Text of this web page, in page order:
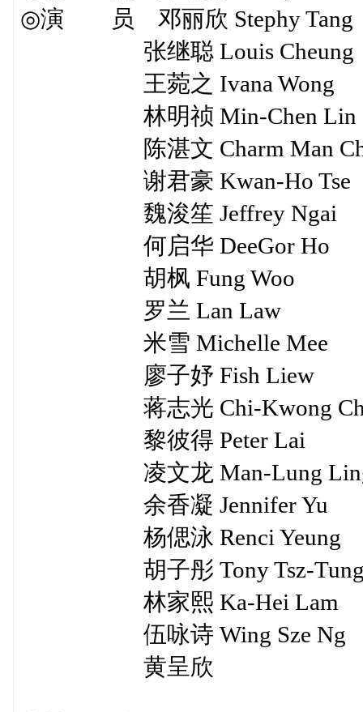
◎演 员 邓丽欣 Stephy Tang
张继聪 Louis Cheung
王菀之 Ivana Wong
林明祯 Min-Chen Lin
陈湛文 Charm Man
谢君豪 Kwan-Ho Tse
魏浚笙 Jeffrey Ngai
何启华 DeeGor Ho
胡枫 Fung Woo
罗兰 Lan Law
米雪 Michelle Mee
廖子妤 Fish Liew
蒋志光 Chi-Kwong
黎彼得 Peter Lai
凌文龙 Man-Lung
余香凝 Jennifer Yu
杨偲泳 Renci Yeung
胡子彤 Tony Tsz-Tung
林家熙 Ka-Hei Lam
伍咏诗 Wing Sze Ng
黄呈欣